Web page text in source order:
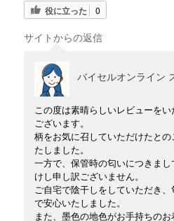
役に立った 0
サイトからの返信
バイセルオンライン
この度は素晴らしいレビューを
ございます。
柄をお気に召していただけたと
たしました。
一方で、保管時の匂いにつきま
けし申し訳ございません。
ご自宅で陰干しをしていただき
で安心いたしました。
また、墨色の地色がお手持ちの